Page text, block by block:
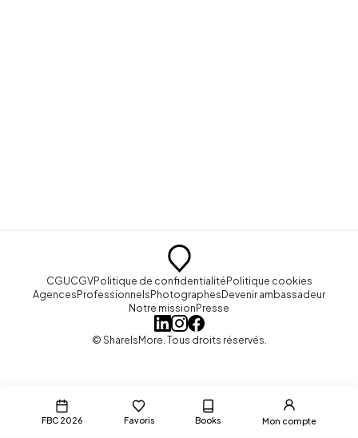
FBC 2026 Favoris Books Mon compte
CGUCGVPolitique de confidentialitéPolitique cookies
AgencesProfessionnelsPhotographesDevenir ambassadeur
Notre missionPresse
© ShareIsMore. Tous droits réservés.